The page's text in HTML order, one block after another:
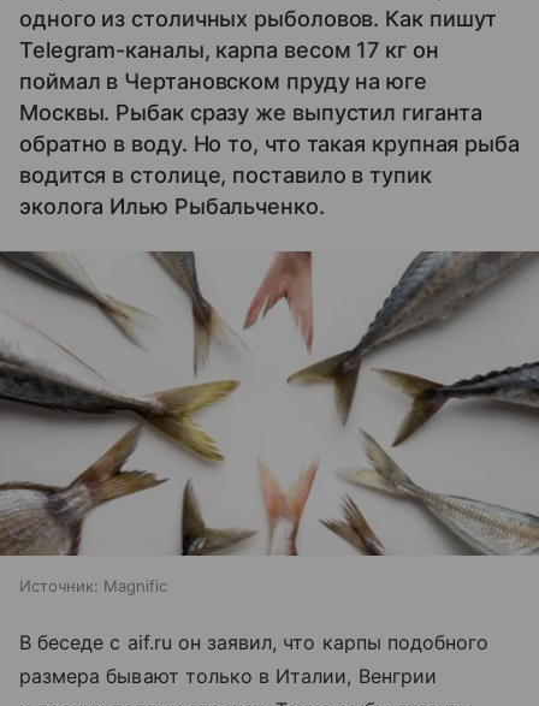
одного из столичных рыболовов. Как пишут
Telegram-каналы, карпа весом 17 кг он
поймал в Чертановском пруду на юге
Москвы. Рыбак сразу же выпустил гиганта
обратно в воду. Но то, что такая крупная рыба
водится в столице, поставило в тупик
эколога Илью Рыбальченко.
Источник: Magnific
В беседе с aif.ru он заявил, что карпы подобного
размера бывают только в Италии, Венгрии